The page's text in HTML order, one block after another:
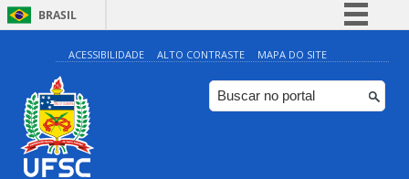
BRASIL
Simplifique!
Comunica BR
Participe
ACESSIBILIDADE ALTO CONTRASTE MAPA DO SITE